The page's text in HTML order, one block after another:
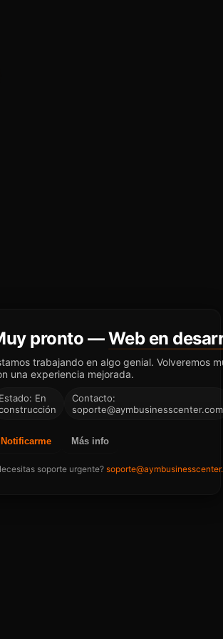
pronto —Web en
trabajando en algo genial. Volveremos
una experiencia mejorada.
Estado: En
Contacto:
soporte@aymbusinesscenter.com
Notificarme Más info
soporte urgente?